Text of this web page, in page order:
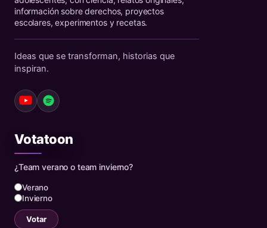
información sobre derechos, proyectos
escolares, experimentos y recetas.
Ideas que se transforman, historias que
inspiran.
Votatoon
¿Team verano o team invierno?
Verano
Invierno
Votar